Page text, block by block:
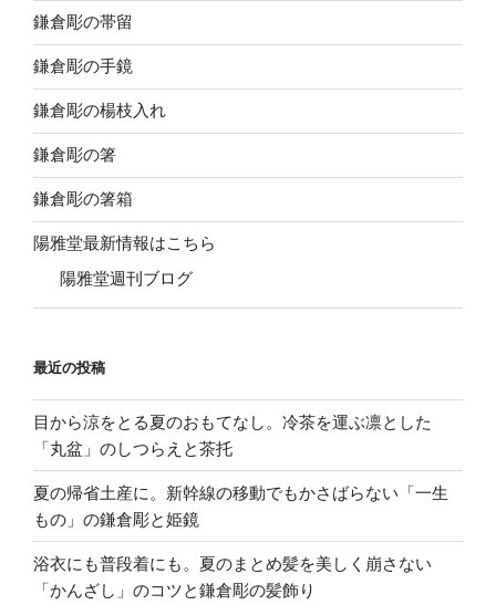
鎌倉彫の帯留
鎌倉彫の手鏡
鎌倉彫の楊枝入れ
鎌倉彫の箸
鎌倉彫の箸箱
陽雅堂最新情報はこちら
陽雅堂週刊ブログ
最近の投稿
目から涼をとる夏のおもてなし。冷茶を運ぶ凛とした
「丸盆」のしつらえと茶托
夏の帰省土産に。新幹線の移動でもかさばらない「一生
もの」の鎌倉彫と姫鏡
浴衣にも普段着にも。夏のまとめ髪を美しく崩さない
「かんざし」のコツと鎌倉彫の髪飾り